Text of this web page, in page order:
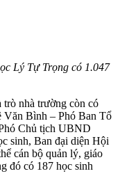
Lý Tự Trọng có 1.047
nhà trường còn có
Văn Bình – Phó Ban Tổ
Chủ tịch UBND
sinh, Ban đại diện Hội
cán bộ quản lý, giáo
đó có 187 học sinh